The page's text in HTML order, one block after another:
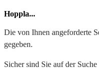
Hoppla...
Die von Ihnen angeforderte
gegeben.
Sicher sind Sie auf der